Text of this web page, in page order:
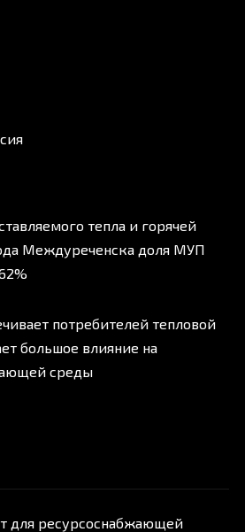
тепла и горячей
Междуреченска доля МУП
потребителей тепловой
большое влияние на
среды
для ресурсоснабжающей